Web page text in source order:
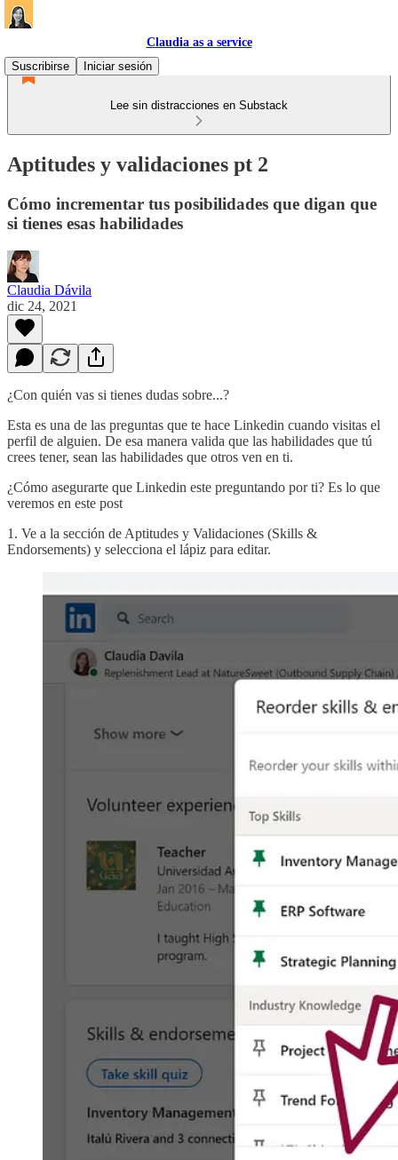
Claudia as a service
Suscribirse
Iniciar sesión
Lee sin distracciones en Substack
Aptitudes y validaciones pt 2
Cómo incrementar tus posibilidades que digan que
si tienes esas habilidades
Claudia Dávila
dic 24, 2021
¿Con quién vas si tienes dudas sobre...?
Esta es una de las preguntas que te hace Linkedin cuando visitas el
perfil de alguien. De esa manera valida que las habilidades que tú
crees tener, sean las habilidades que otros ven en ti.
¿Cómo asegurarte que Linkedin este preguntando por ti? Es lo que
veremos en este post
1. Ve a la sección de Aptitudes y Validaciones (Skills &
Endorsements) y selecciona el lápiz para editar.